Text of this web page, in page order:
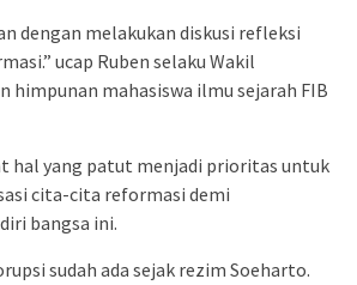
dengan melakukan diskusi refleksi
ucap Ruben selaku Wakil
himpunan mahasiswa ilmu sejarah FIB
hal yang patut menjadi prioritas untuk
cita-cita reformasi demi
bangsa ini.
sudah ada sejak rezim Soeharto.